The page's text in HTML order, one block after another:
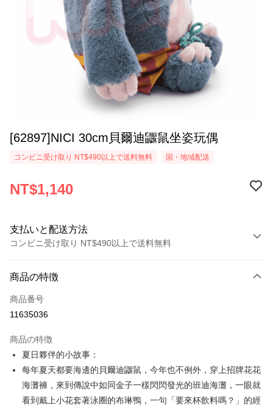
[62897]NICI 30cm貝爾迪鼴鼠坐姿玩偶
コンビニ受け取り NT$490以上で送料無料 国・地域配送
NT$1,140
支払いと配送方法
コンビニ受け取り NT$490以上で送料無料
クレジットカード1回払い
コンビニ店頭代金引換
Apple Pay
JKOPAY
Easy Wallet
商品の特徴
商品番号
11635036
商品の特徴
夏日夥伴的小故事：
每年夏天都要海邊的貝爾迪鼴鼠，今年也不例外，穿上招牌花花
海灘褲，來到傳說中如同金子一樣閃閃發光的班迪海灘，一眼就
看到戴上小花套著泳圈的布琳鴨，一句「要來杯飲料嗎？」的經